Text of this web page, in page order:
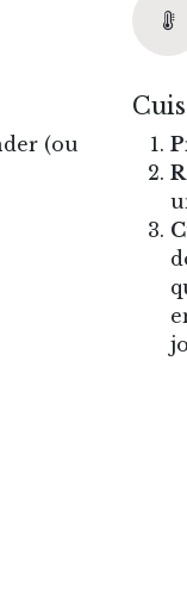
(ou